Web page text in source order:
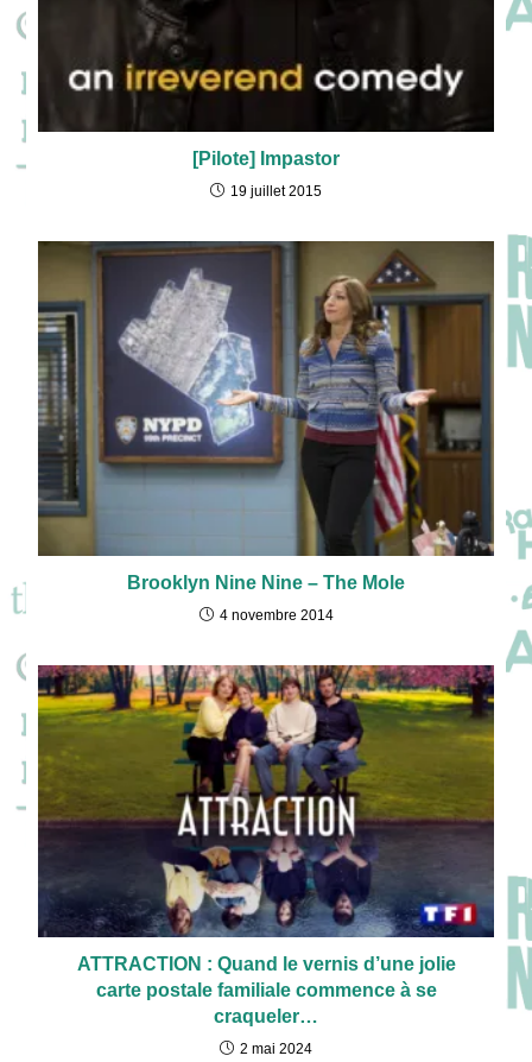
[Pilote] Impastor
19 juillet 2015
Brooklyn Nine Nine – The Mole
4 novembre 2014
ATTRACTION : Quand le vernis d’une jolie
carte postale familiale commence à se
craqueler…
2 mai 2024